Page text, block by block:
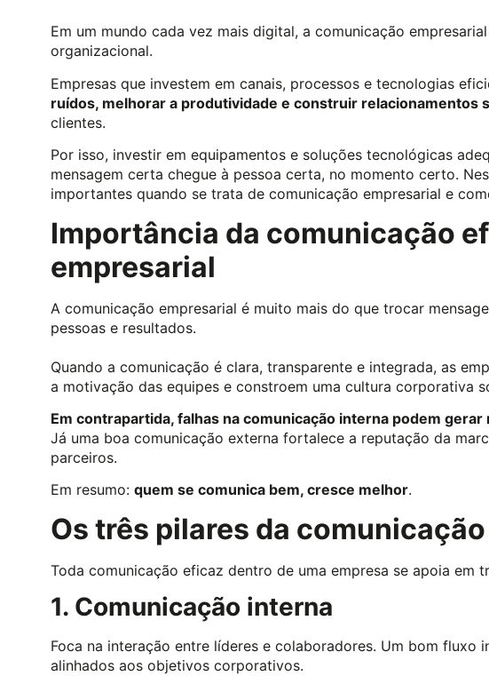
Em um mundo cada vez mais digital, a comunicação
organizacional.
Empresas que investem em canais, processos e tecnologias
ruídos, melhorar a produtividade e construir relacionamentos
clientes.
Por isso, investir em equipamentos e soluções tecnológicas
mensagem certa chegue à pessoa certa, no momento certo.
importantes quando se trata de comunicação empresarial e
Importância da comunicação
empresarial
A comunicação empresarial é muito mais do que trocar
pessoas e resultados.
Quando a comunicação é clara, transparente e integrada, as
a motivação das equipes e constroem uma cultura corporativa
Em contrapartida, falhas na comunicação interna podem
Já uma boa comunicação externa fortalece a reputação da
parceiros.
Em resumo: quem se comunica bem, cresce melhor.
Os três pilares da
Toda comunicação eficaz dentro de uma empresa se apoia em
1. Comunicação interna
Foca na interação entre líderes e colaboradores. Um bom fluxo
alinhados aos objetivos corporativos.